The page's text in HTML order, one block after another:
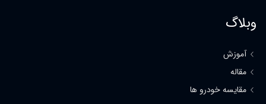
وبلاگ
آموزش
مقاله
مقایسه خودرو ها